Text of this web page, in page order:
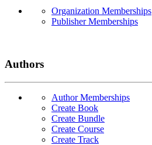
Organization Memberships
Publisher Memberships
Authors
Author Memberships
Create Book
Create Bundle
Create Course
Create Track